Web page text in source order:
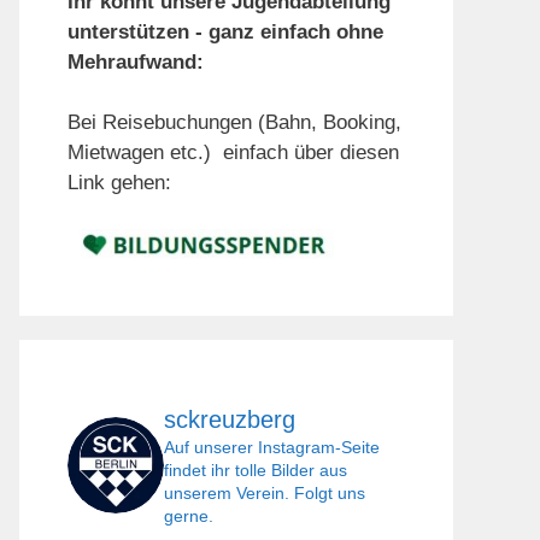
unterstützen - ganz einfach ohne
Mehraufwand:
Bei Reisebuchungen (Bahn, Booking,
Mietwagen etc.) einfach über diesen
Link gehen:
sckreuzberg
Auf unserer Instagram-Seite
findet ihr tolle Bilder aus
unserem Verein. Folgt uns
gerne.